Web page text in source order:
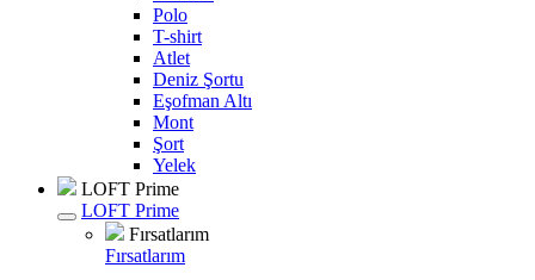
Polo
T-shirt
Atlet
Deniz Şortu
Eşofman Altı
Mont
Şort
Yelek
LOFT Prime
LOFT Prime
Fırsatlarım
Fırsatlarım